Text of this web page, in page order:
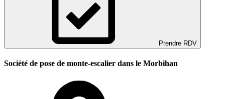
Prendre RDV
Société de pose de monte-escalier dans le Morbihan